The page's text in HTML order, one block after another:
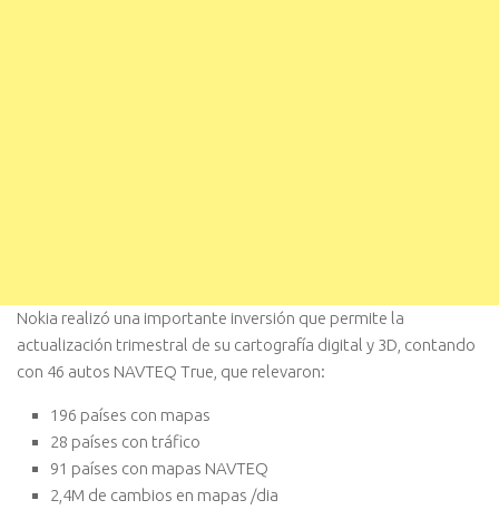
Nokia realizó una importante inversión que permite la
actualización trimestral de su cartografía digital y 3D, contando
con 46 autos NAVTEQ True, que relevaron:
196 países con mapas
28 países con tráfico
91 países con mapas NAVTEQ
2,4M de cambios en mapas /dia